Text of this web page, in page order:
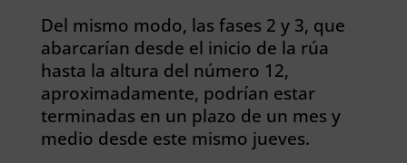
Del mismo modo, las fases 2 y 3, que
abarcarían desde el inicio de la rúa
hasta la altura del número 12,
aproximadamente, podrían estar
terminadas en un plazo de un mes y
medio desde este mismo jueves.